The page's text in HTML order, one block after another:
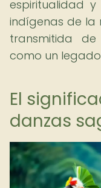
espiritualidad
indígenas de la
transmitida
como un
El
danzas